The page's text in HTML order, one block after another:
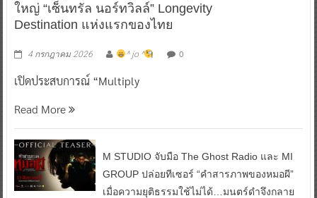
ใหญ่ “เซ็นทรัล นอร์ทวิลล์” Longevity
Destination แห่งแรกของไทย
4 กรกฎาคม 2026 ^ jo ^ 0
เปิดประสบการณ์ “Multiply
Read More
M STUDIO จับมือ The Ghost Radio และ MI
GROUP ปล่อยทีเซอร์ “คำสารภาพของหมอผี”
เมื่อความยุติธรรมใช้ไม่ได้…มนตร์ดำจึงกลาย